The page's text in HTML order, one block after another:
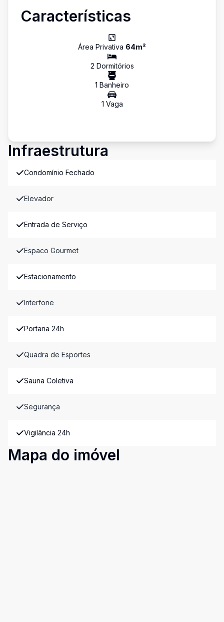
Características
Área Privativa 64m²
2 Dormitórios
1 Banheiro
1 Vaga
Infraestrutura
Condomínio Fechado
Elevador
Entrada de Serviço
Espaco Gourmet
Estacionamento
Interfone
Portaria 24h
Quadra de Esportes
Sauna Coletiva
Segurança
Vigilância 24h
Mapa do imóvel